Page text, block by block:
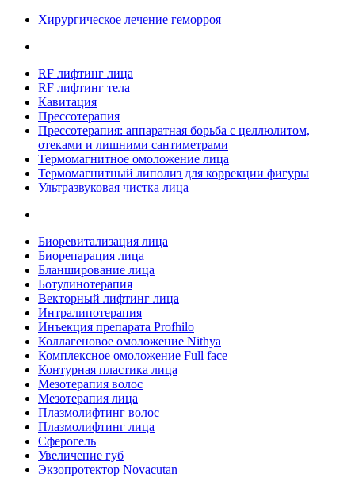
Хирургическое лечение геморроя
RF лифтинг лица
RF лифтинг тела
Кавитация
Прессотерапия
Прессотерапия: аппаратная борьба с целлюлитом,
отеками и лишними сантиметрами
Термомагнитное омоложение лица
Термомагнитный липолиз для коррекции фигуры
Ультразвуковая чистка лица
Биоревитализация лица
Биорепарация лица
Бланширование лица
Ботулинотерапия
Векторный лифтинг лица
Интралипотерапия
Инъекция препарата Profhilo
Коллагеновое омоложение Nithya
Комплексное омоложение Full face
Контурная пластика лица
Мезотерапия волос
Мезотерапия лица
Плазмолифтинг волос
Плазмолифтинг лица
Сферогель
Увеличение губ
Экзопротектор Novacutan